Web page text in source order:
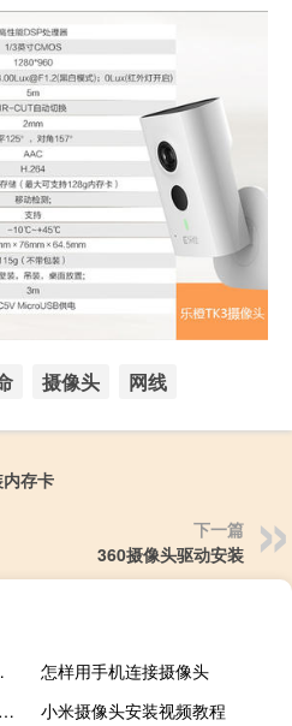
摄像头 网线
存卡
下一篇
360摄像头驱动安装
么办
怎样用手机连接摄像头
emba的招收前提是要有专人推荐才能报吗
小米摄像头安装视频教程